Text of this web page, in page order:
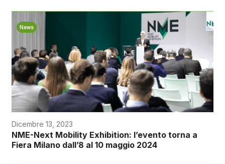
News
Dicembre 13, 2023
NME-Next Mobility Exhibition: l’evento torna a
Fiera Milano dall’8 al 10 maggio 2024